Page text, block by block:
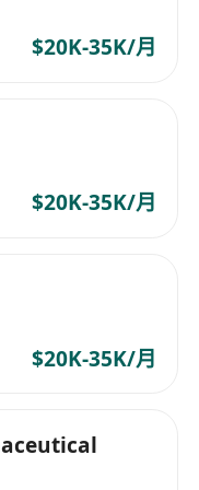
$20K-35K/月
$20K-35K/月
$20K-35K/月